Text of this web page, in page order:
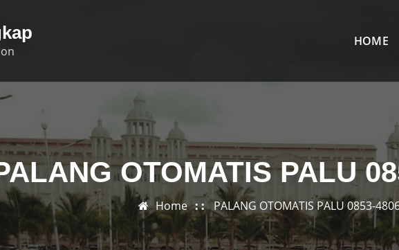
HOME
OTOMATIS PALU
Home PALANG OTOMATIS PALU 0853-